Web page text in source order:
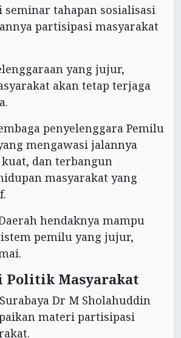
seminar tahapan sosialisasi
partisipasi masyarakat
yang jujur,
akan tetap terjaga
penyelenggara Pemilu
mengawasi jalannya
dan terbangun
masyarakat yang
hendaknya mampu
pemilu yang jujur,
Politik Masyarakat
Dr M Sholahuddin
materi partisipasi